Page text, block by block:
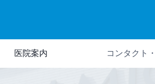
医院案内 コンタクト